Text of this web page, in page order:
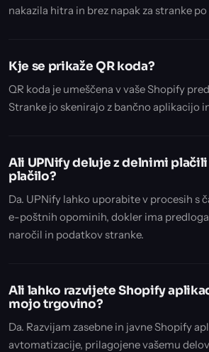
nakazila hitra in brez napak za stranke
Kje se prikaže QR koda?
QR koda je umeščena v vaše Shopify
Stranke jo skenirajo z bančno aplikacijo
Ali UPNify deluje z delnimi
plačilo?
Da. UPNify lahko uporabite v procesih s
e-poštnih opominih, dokler ima
naročil in podatkov stranke.
Ali lahko razvijete Shopify
mojo trgovino?
Da. Razvijam zasebne in javne Shopify
avtomatizacije, prilagojene vašemu